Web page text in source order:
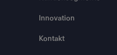
Innovation
Kontakt